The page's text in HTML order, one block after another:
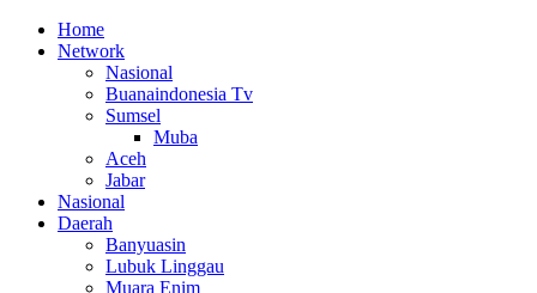
Home
Network
Nasional
Buanaindonesia Tv
Sumsel
Muba
Aceh
Jabar
Nasional
Daerah
Banyuasin
Lubuk Linggau
Muara Enim